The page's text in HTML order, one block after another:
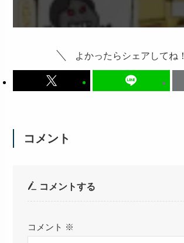
よかったらシェアしてね！
コメント
コメントする
コメント ※